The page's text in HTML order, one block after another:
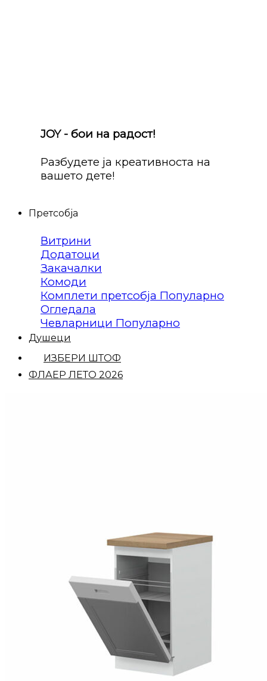
JOY - бои на радост!
Разбудете ја креативноста на
вашето дете!
Претсобја
Витрини
Додатоци
Закачалки
Комоди
Комплети претсобја
Огледала
Чевларници
Душеци
ИЗБЕРИ ШТОФ
ФЛАЕР ЛЕТО 2026